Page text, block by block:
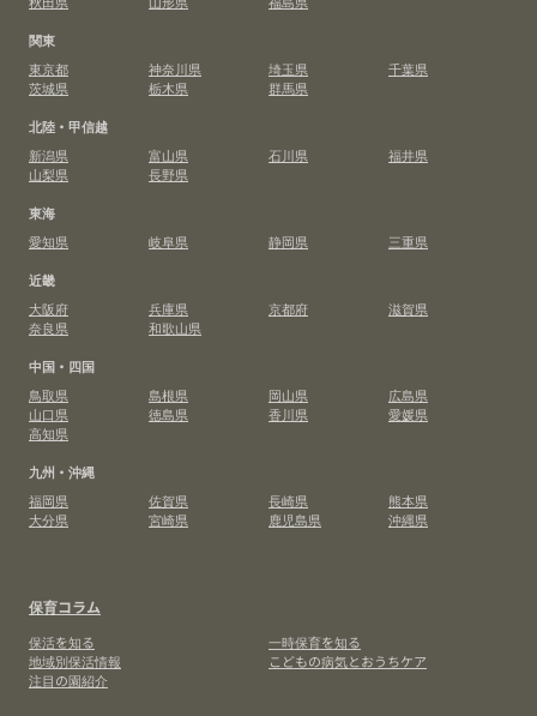
関東
東京都
神奈川県 埼玉県
千葉県
茨城県
栃木県
群馬県
北陸・甲信越
新潟県
富山県 石川県
福井県
山梨県
長野県
東海
愛知県
岐阜県 静岡県
三重県
近畿
大阪府
兵庫県 京都府
滋賀県
奈良県
和歌山県
中国・四国
鳥取県
島根県 岡山県
広島県
山口県
徳島県 香川県
愛媛県
高知県
九州・沖縄
福岡県
佐賀県 長崎県
熊本県
大分県
宮崎県 鹿児島県 沖縄県
保育コラム
保活を知る
一時保育を知る
地域別保活情報
こどもの病気とおうちケア
注目の園紹介